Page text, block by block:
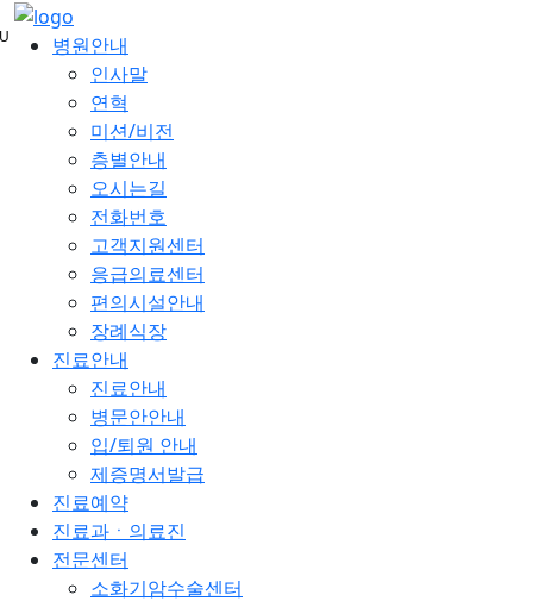
메
뉴
병원안내
인사말
연혁
미션/비전
층별안내
오시는길
전화번호
고객지원센터
응급의료센터
편의시설안내
장례식장
진료안내
진료안내
병문안안내
입/퇴원 안내
제증명서발급
진료예약
진료과ㆍ의료진
전문센터
소화기암수술센터